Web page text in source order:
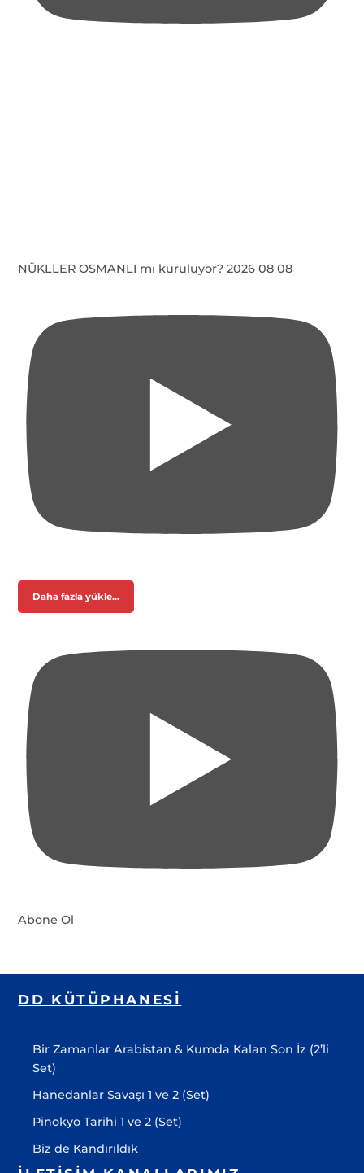
NÜKLLER OSMANLI mı kuruluyor? 2026 08 08
Daha fazla yükle...
Abone Ol
DD KÜTÜPHANESI
Bir Zamanlar Arabistan & Kumda Kalan Son İz (2’li
Set)
Hanedanlar Savaşı 1 ve 2 (Set)
Pinokyo Tarihi 1 ve 2 (Set)
Biz de Kandırıldık